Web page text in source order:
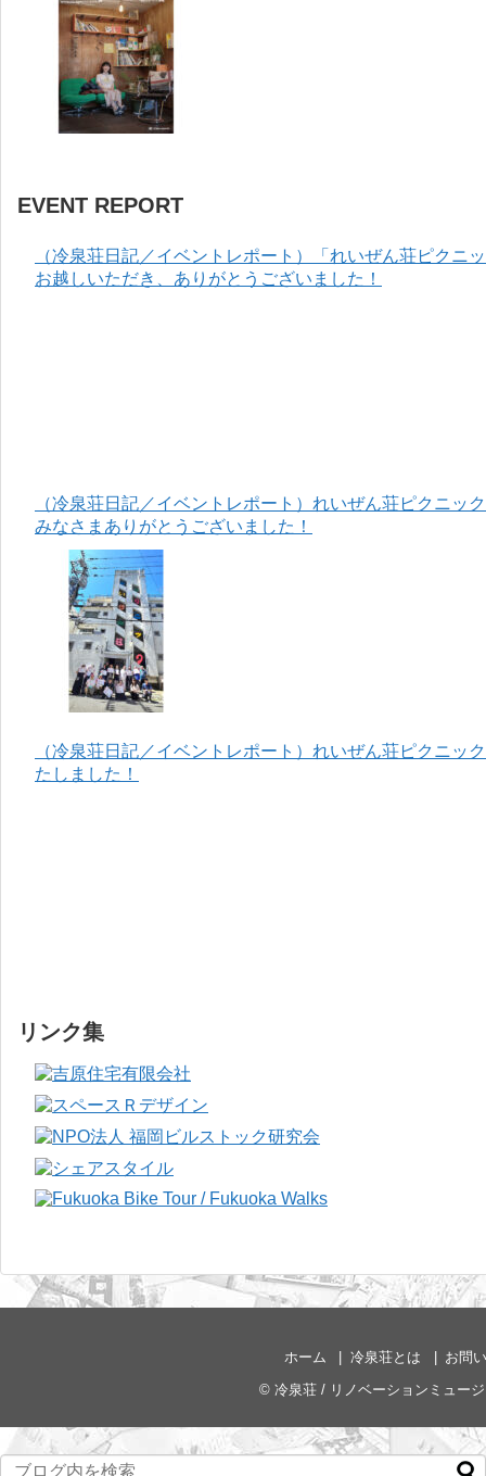
EVENT REPORT
（冷泉荘日記／イベントレポート）「れいぜん荘ピクニ
お越しいただき、ありがとうございました！
（冷泉荘日記／イベントレポート）れいぜん荘ピクニッ
みなさまありがとうございました！
（冷泉荘日記／イベントレポート）れいぜん荘ピクニッ
たしました！
リンク集
ホーム 冷泉荘とは
お問
© 冷泉荘 / リノベーションミュー